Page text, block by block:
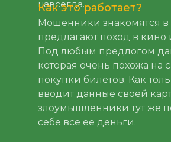
навсегда.
Как это работает?
Мошенники знакомятся в
предлагают поход в кино
Под любым предлогом
которая очень похожа на
покупки билетов. Как
вводит данные своей
злоумышленники тут же
себе все ее деньги.